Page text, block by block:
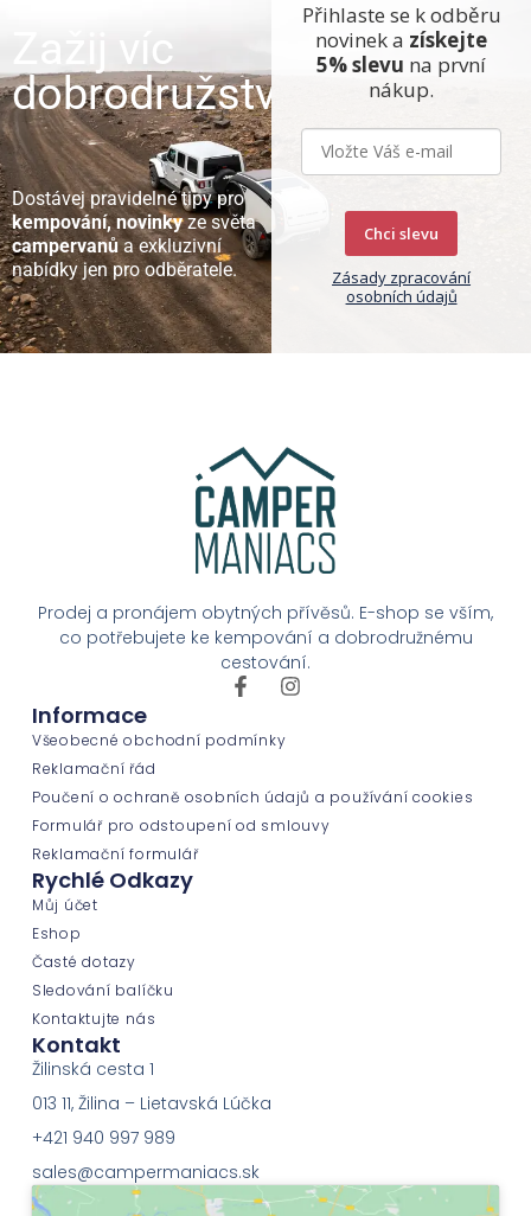
Zažij víc
dobrodružství
Dostávej pravidelné tipy pro
kempování, novinkyze světa
campervanůa exkluzivní
nabídky jen pro odběratele.
Přihlaste se k odběru
novinek a získejte
5% slevu na první
nákup.
Chci slevu
Zásady zpracování
osobních údajů
Prodej a pronájem obytných přívěsů. E-shop se vším,
co potřebujete ke kempování a dobrodružnému
cestování.
Informace
Všeobecné obchodní podmínky
Reklamační řád
Poučení o ochraně osobních údajů a používání cookies
Formulář pro odstoupení od smlouvy
Reklamační formulář
Rychlé Odkazy
Můj účet
Eshop
Časté dotazy
Sledování balíčku
Kontaktujte nás
Kontakt
Žilinská cesta 1
013 11, Žilina – Lietavská Lúčka
+421 940 997 989
sales@campermaniacs.sk